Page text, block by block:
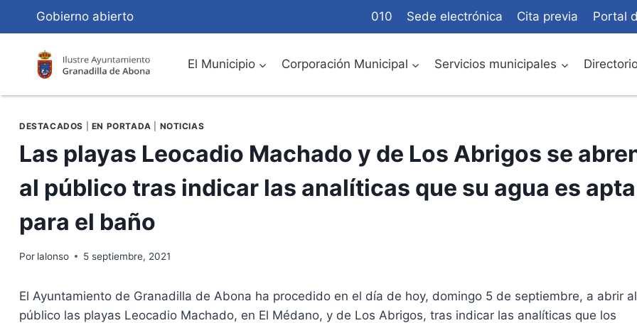
Contenido
Gobierno abierto 010 Sede electrónica Cita previa Portal
El Municipio Corporación Municipal Servicios municipales
DESTACADOS EN PORTADA NOTICIAS
Las playas Leocadio Machado y de Los Abrigos se
al público tras indicar las analíticas que su agua es apta
para el baño
Por lalonso 5 septiembre, 2021
El Ayuntamiento de Granadilla de Abona ha procedido en el día de hoy, domingo 5 de septiembre, a abrir al
público las playas Leocadio Machado, en El Médano, y de Los Abrigos, tras indicar las analíticas que los